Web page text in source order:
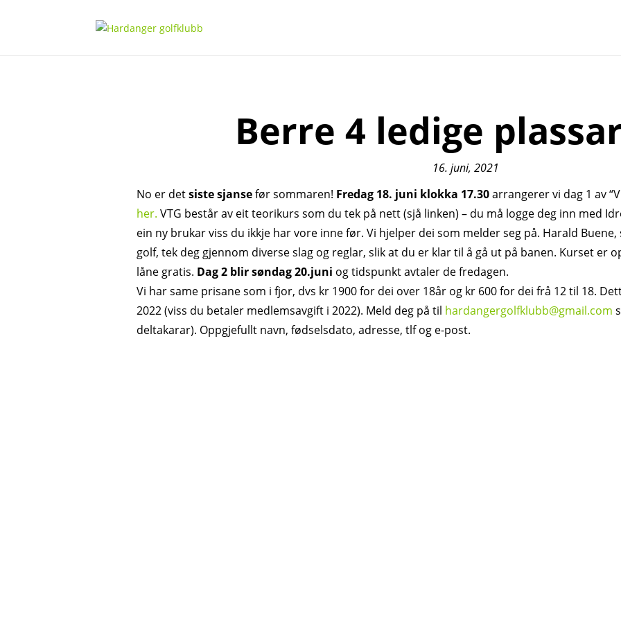
Berre 4 ledige
16. juni, 2021
No er detsiste sjansefør sommaren! Fredag 18. juni klokka 17.30arrangerer vi dag 1 av
her. VTG består av eit teorikurs som du tek på nett (sjå linken) – du må logge deg inn med
ein ny brukar viss du ikkje har vore inne før. Vi hjelper dei som melder seg på. Harald
golf, tek deg gjennom diverse slag og reglar, slik at du er klar til å gå ut på banen. Kurset er
låne gratis. Dag 2 blir søndag 20.juni og tidspunkt avtaler de fredagen.
Vi har same prisane som i fjor, dvs kr 1900 for dei over 18år og kr 600 for dei frå 12 til 18.
2022 (viss du betaler medlemsavgift i 2022). Meld deg på til hardangergolfklubb@gmail.com
deltakarar). Oppgjefullt navn, fødselsdato, adresse, tlf og e-post.